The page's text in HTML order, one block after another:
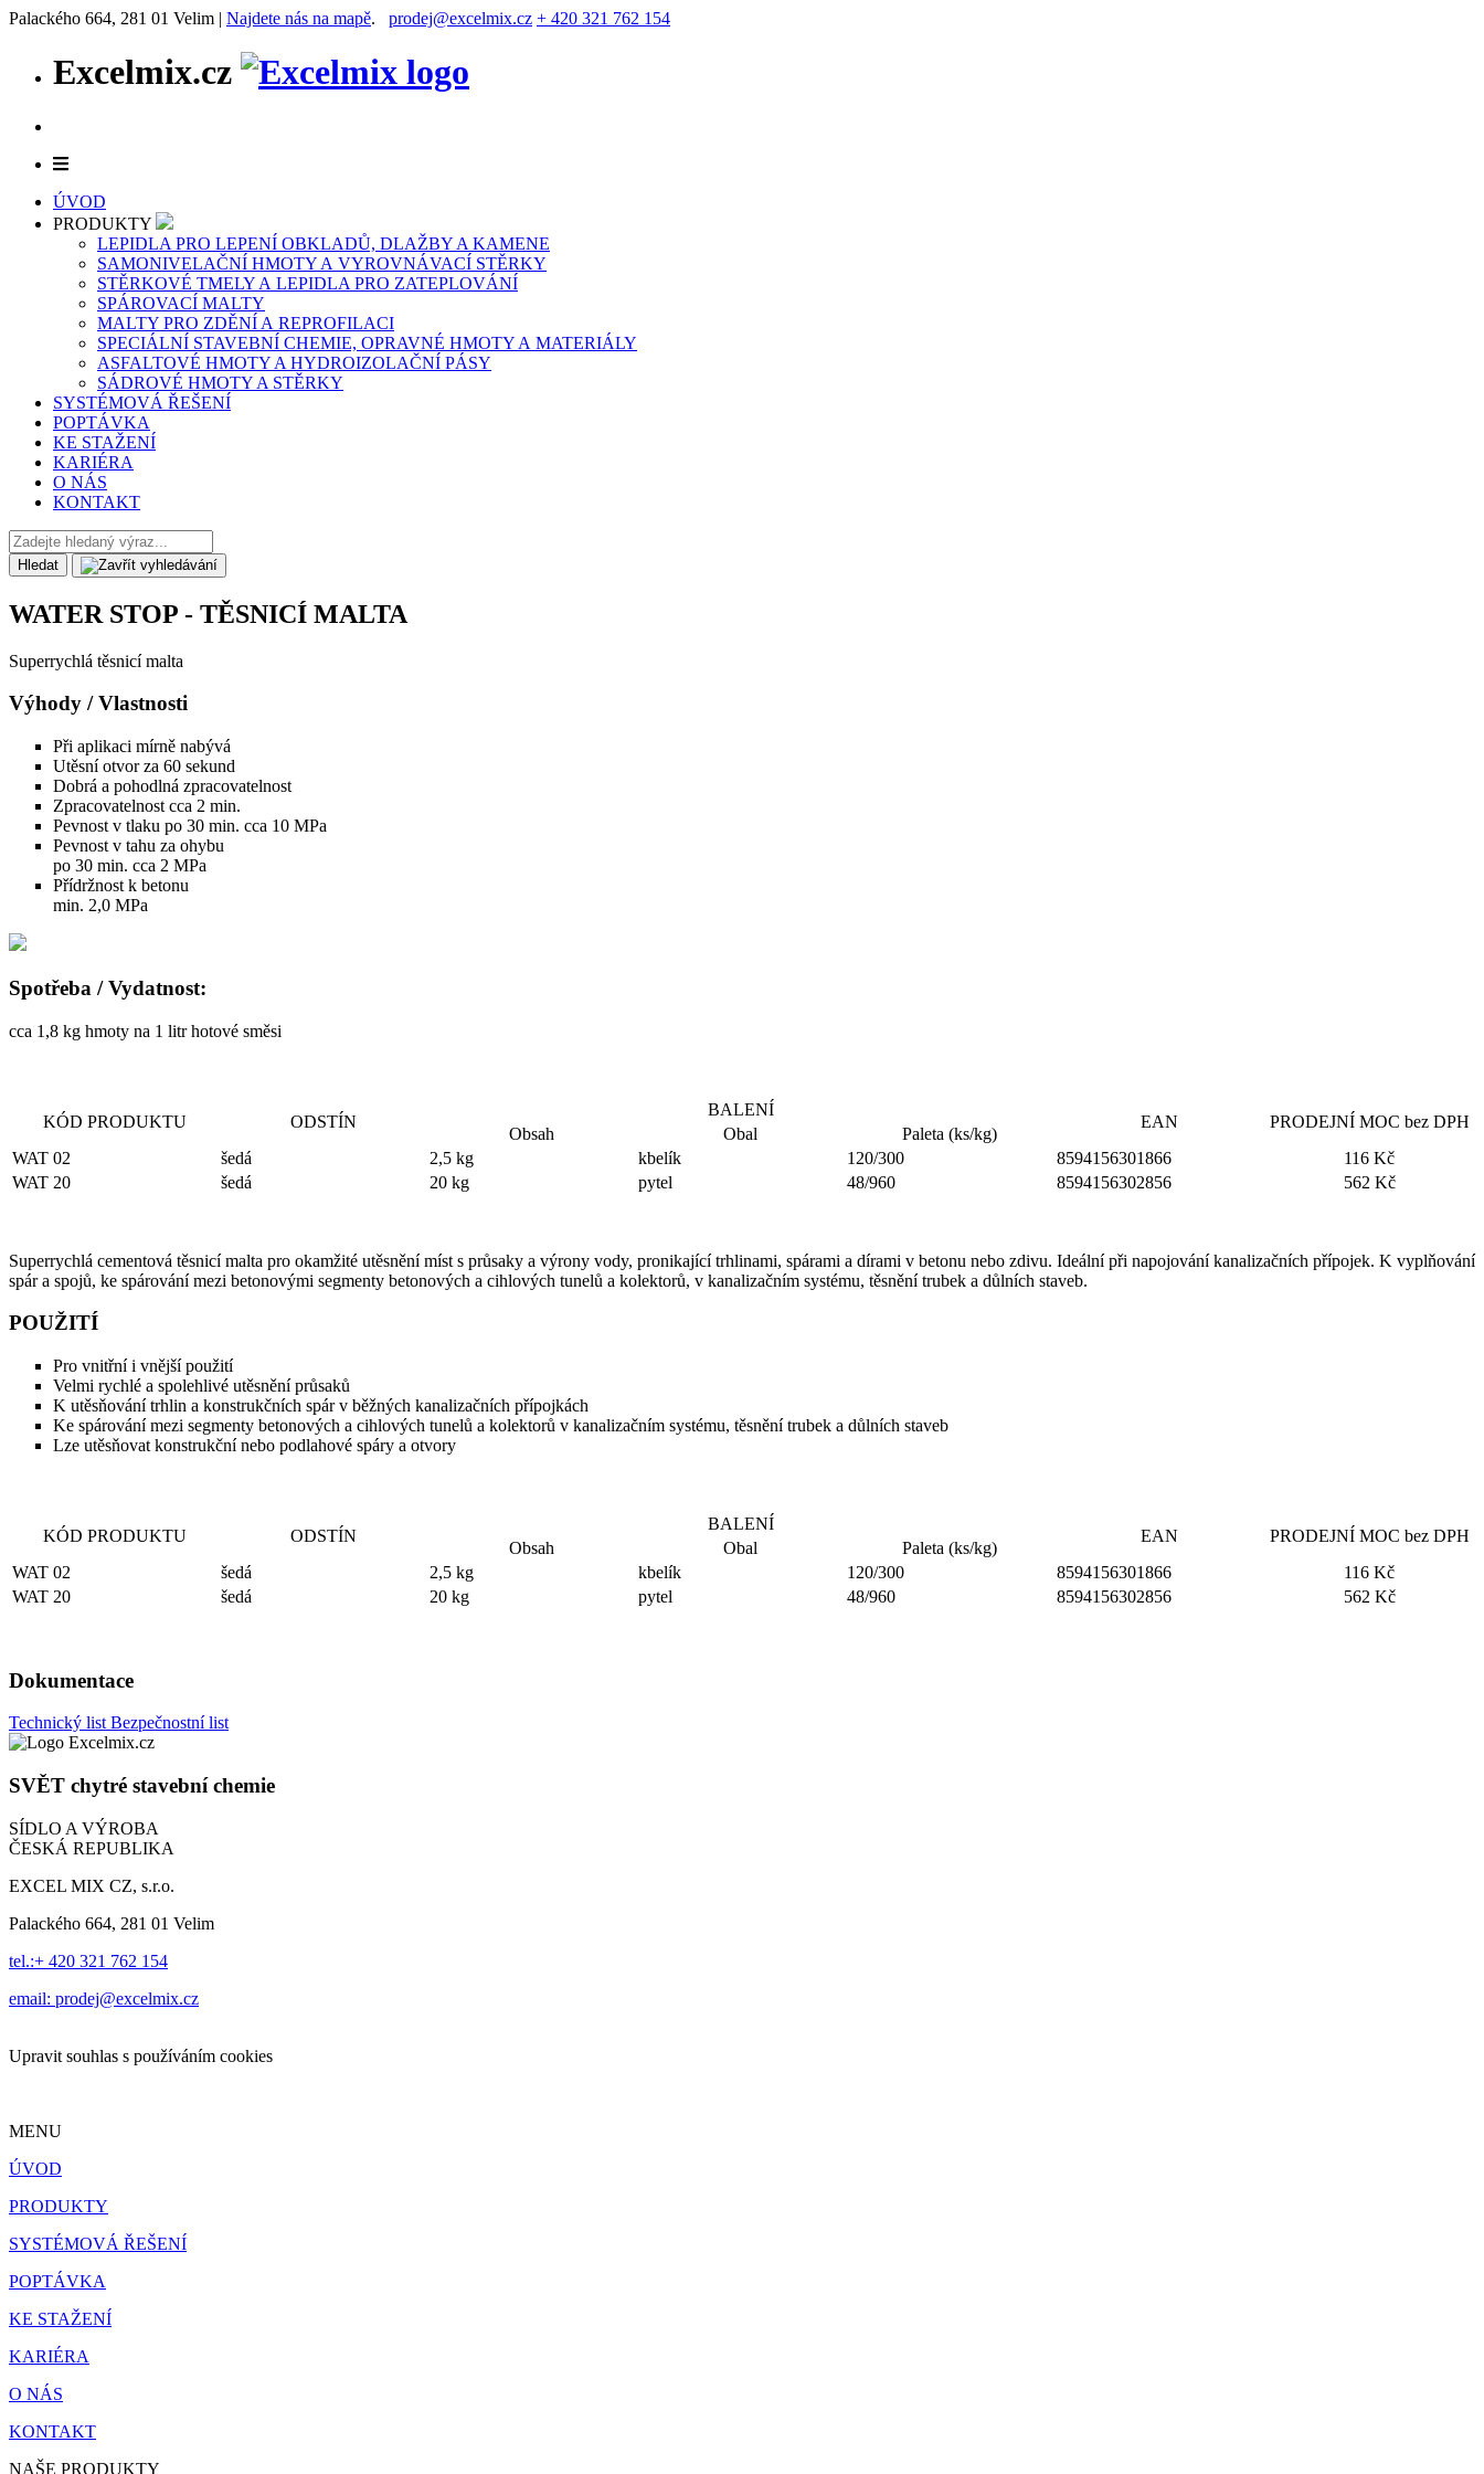
Palackého 664, 281 01 Velim | Najdete nás na mapě. prodej@excelmix.cz + 420 321 762 154
Excelmix.cz
ÚVOD
PRODUKTY
LEPIDLA PRO LEPENÍ OBKLADŮ, DLAŽBY A KAMENE
SAMONIVELAČNÍ HMOTY A VYROVNÁVACÍ STĚRKY
STĚRKOVÉ TMELY A LEPIDLA PRO ZATEPLOVÁNÍ
SPÁROVACÍ MALTY
MALTY PRO ZDĚNÍ A REPROFILACI
SPECIÁLNÍ STAVEBNÍ CHEMIE, OPRAVNÉ HMOTY A MATERIÁLY
ASFALTOVÉ HMOTY A HYDROIZOLAČNÍ PÁSY
SÁDROVÉ HMOTY A STĚRKY
SYSTÉMOVÁ ŘEŠENÍ
POPTÁVKA
KE STAŽENÍ
KARIÉRA
O NÁS
KONTAKT
Hledat
WATER STOP - TĚSNICÍ MALTA
Superrychlá těsnicí malta
Výhody / Vlastnosti
Při aplikaci mírně nabývá
Utěsní otvor za 60 sekund
Dobrá a pohodlná zpracovatelnost
Zpracovatelnost cca 2 min.
Pevnost v tlaku po 30 min. cca 10 MPa
Pevnost v tahu za ohybu
po 30 min. cca 2 MPa
Přídržnost k betonu
min. 2,0 MPa
Spotřeba / Vydatnost:
cca 1,8 kg hmoty na 1 litr hotové směsi
KÓD PRODUKTU ODSTÍN
BALENÍ
EAN PRODEJNÍ MOC bez DPH
Obsah Obal
Paleta (ks/kg)
WAT 02
šedá 2,5 kg kbelík 120/300 8594156301866
116 Kč
WAT 20
šedá 20 kg pytel 48/960 8594156302856 562 Kč
Superrychlá cementová těsnicí malta pro okamžité utěsnění míst s průsaky a výrony vody, pronikající trhlinami, spárami a dírami v betonu nebo zdivu. Ideální při napojování kanalizačních přípojek. K vyplňování
spár a spojů, ke spárování mezi betonovými segmenty betonových a cihlových tunelů a kolektorů, v kanalizačním systému, těsnění trubek a důlních staveb.
POUŽITÍ
Pro vnitřní i vnější použití
Velmi rychlé a spolehlivé utěsnění průsaků
K utěsňování trhlin a konstrukčních spár v běžných kanalizačních přípojkách
Ke spárování mezi segmenty betonových a cihlových tunelů a kolektorů v kanalizačním systému, těsnění trubek a důlních staveb
Lze utěsňovat konstrukční nebo podlahové spáry a otvory
KÓD PRODUKTU ODSTÍN
BALENÍ
EAN PRODEJNÍ MOC bez DPH
Obsah Obal
Paleta (ks/kg)
WAT 02
šedá 2,5 kg kbelík 120/300 8594156301866
116 Kč
WAT 20
šedá 20 kg pytel 48/960 8594156302856 562 Kč
Dokumentace
Technický list Bezpečnostní list
SVĚT chytré stavební chemie
SÍDLO A VÝROBA
ČESKÁ REPUBLIKA
EXCEL MIX CZ, s.r.o.
Palackého 664, 281 01 Velim
tel.:+ 420 321 762 154
email: prodej@excelmix.cz
Upravit souhlas s používáním cookies
MENU
ÚVOD
PRODUKTY
SYSTÉMOVÁ ŘEŠENÍ
POPTÁVKA
KE STAŽENÍ
KARIÉRA
O NÁS
KONTAKT
NAŠE PRODUKTY